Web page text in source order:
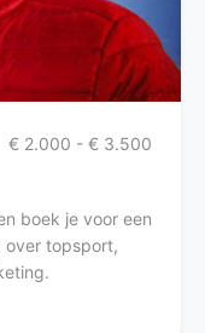
€ 2.000 - € 3.500
boek je voor een
over topsport,